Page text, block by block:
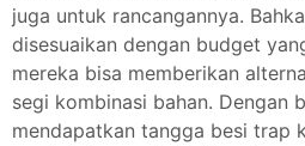
juga untuk rancangannya.
disesuaikan dengan budget
mereka bisa memberikan
segi kombinasi bahan. Dengan
mendapatkan tangga besi trap